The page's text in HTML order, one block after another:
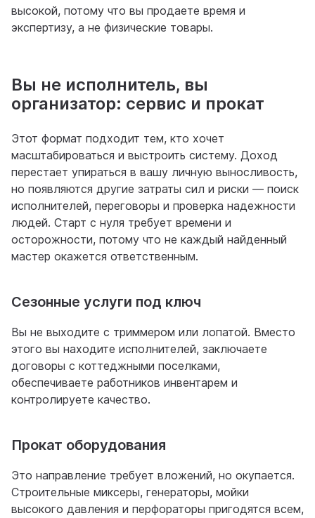
высокой, потому что вы продаете время и
экспертизу, а не физические товары.
Вы не исполнитель, вы
организатор: сервис и прокат
Этот формат подходит тем, кто хочет
масштабироваться и выстроить систему. Доход
перестает упираться в вашу личную выносливость,
но появляются другие затраты сил и риски — поиск
исполнителей, переговоры и проверка надежности
людей. Старт с нуля требует времени и
осторожности, потому что не каждый найденный
мастер окажется ответственным.
Сезонные услуги под ключ
Вы не выходите с триммером или лопатой. Вместо
этого вы находите исполнителей, заключаете
договоры с коттеджными поселками,
обеспечиваете работников инвентарем и
контролируете качество.
Прокат оборудования
Это направление требует вложений, но окупается.
Строительные миксеры, генераторы, мойки
высокого давления и перфораторы пригодятся всем,